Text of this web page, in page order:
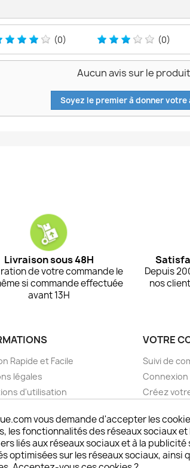
(0) (0)
Aucun avis sur le produit
Soyez le premier à donner votre
Livraison sous 48H
de votre commande le
si commande effectuée
avant 13H
Depuis
nos
Rapide et Facile
légales
d'utilisation
sécurisé choisistacoque
et remboursements
DOM TOM et outremer
VOTRE
Suivi de
Connexion
Créez
vous demande d'accepter les
les fonctionnalités des réseaux sociaux
liés aux réseaux sociaux et à la
optimisées sur les réseaux sociaux, ainsi